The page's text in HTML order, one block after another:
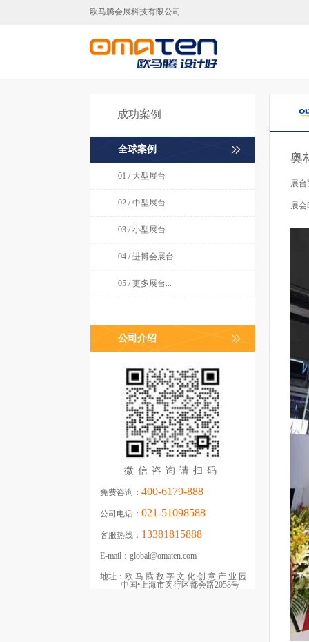
欧马腾会展科技有限公司
成功案例
全球案例
01 / 大型展台
02 / 中型展台
03 / 小型展台
04 / 进博会展台
05 / 更多展台...
公司介绍
微信咨询请扫码
免费咨询： 400-6179-888
公司电话： 021-51098588
客服热线： 13381815888
E-mail： global@omaten.com
地址： 欧马腾数字文化创意产业园
中国•上海市闵行区都会路2058号
奥
展台
展会